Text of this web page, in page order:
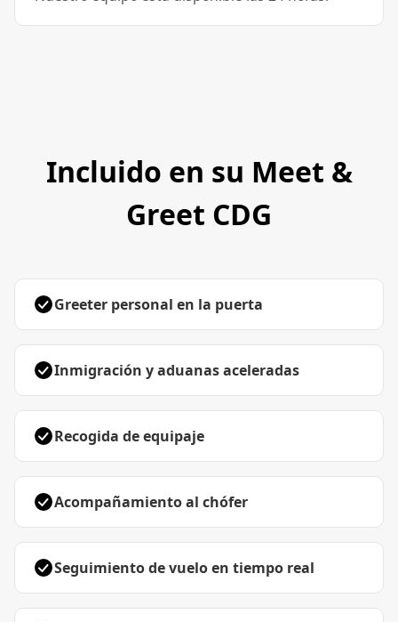
Incluido en su Meet &
Greet CDG
Greeter personal en la puerta
Inmigración y aduanas aceleradas
Recogida de equipaje
Acompañamiento al chófer
Seguimiento de vuelo en tiempo real